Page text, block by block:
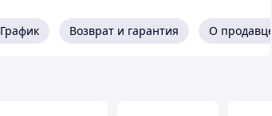
График Возврат и гарантия О продавце